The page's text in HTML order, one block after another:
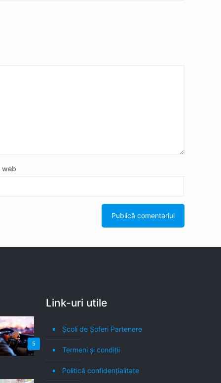
web
5
Link-uri utile
Școli de Șoferi Partenere
Termeni şi condiţii
Politică confidenţialitate